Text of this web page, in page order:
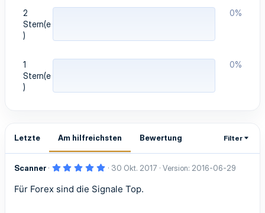
2
Stern(e
)
0%
1
Stern(e
)
0%
Letzte Am hilfreichsten Bewertung Filter
Scanner
5
0
30 Okt. 2017 Version: 2016-06-29
Für Forex sind die Signale Top.